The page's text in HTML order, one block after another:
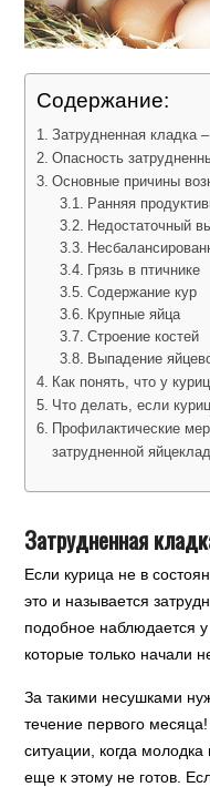
Содержание:
Затрудненная кладка
Опасность
Основные причины
Ранняя
Недостаточный
Грязь в птичнике
Содержание кур
Крупные яйца
Строение костей
Выпадение
Как понять, что у
Что делать, если
Профилактические
затрудненной
Затрудненная
Если курица не в
это и называется
подобное наблюдается
которые только начали
За такими несушками
течение первого
ситуации, когда
еще к этому не готов.